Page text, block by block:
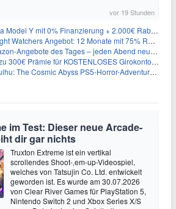
vor 19 Stunden
Model Y mit 0% Finanzierung + 2.000€ Rabatt für 38.970€
Watchers Angebot: 12 Monate mit 75% Rabatt ab 6,25€/Monat
Angebote des Tages – jeden Abend neue Deals zum Stöbern
Prämie für KOSTENLOSES Girokonto bei der Santander – 50€ schon nach 1 Woche!
The Cosmic Abyss PS5-Horror-Adventure für 27,99€
im Test: Dieser neue Arcade-
dir gar nichts
Truxton Extreme ist ein vertikal
scrollendes Shoot-‚em-up-Videospiel,
welches von Tatsujin Co. Ltd. entwickelt
geworden ist. Es wurde am 30.07.2026
von Clear River Games für PlayStation 5,
Nintendo Switch 2 und Xbox Series X/S